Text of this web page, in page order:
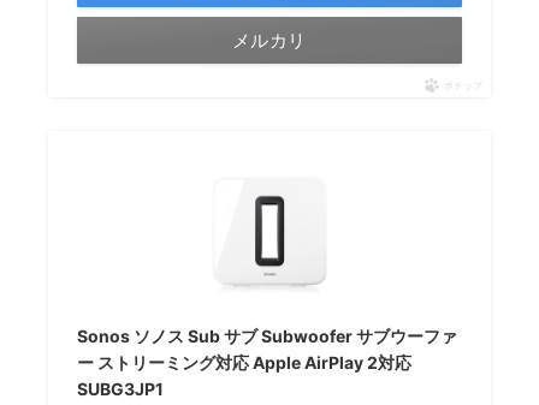
メルカリ
ポチップ
Sonos ソノス Sub サブ Subwoofer サブウーファ
ー ストリーミング対応 Apple AirPlay 2対応
SUBG3JP1